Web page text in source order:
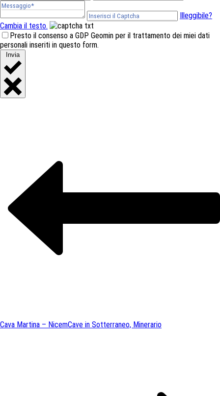
Illeggibile?
Cambia il testo.
Presto il consenso a GDP Geomin per il trattamento dei miei dati
personali inseriti in questo form.
Invia
Cava Martina – NicemCave in Sotterraneo, Minerario